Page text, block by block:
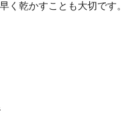
く乾かすことも大切です。